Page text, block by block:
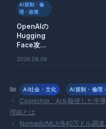
AI規制・倫
理・政策
OpenAIの
Hugging
Face攻撃
タイムライ
2026.08.09
カ
テ
ゴ
リ
ー
AI社会・文化 、 AI規制・倫理
Cognichip、AIを駆使した半
理由とは
NomadicMLが840万ドル調